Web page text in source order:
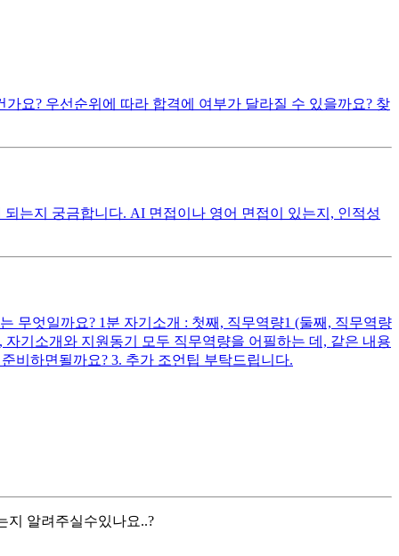
요? 우선순위에 따라 합격에 여부가 달라질 수 있을까요? 찾
는지 궁금합니다. AI 면접이나 영어 면접이 있는지, 인적성
무엇일까요? 1분 자기소개 : 첫째, 직무역량1 (둘째, 직무역량
기소개와 지원동기 모두 직무역량을 어필하는 데, 같은 내용
비하면될까요? 3. 추가 조언팁 부탁드립니다.
지 알려주실수있나요..?